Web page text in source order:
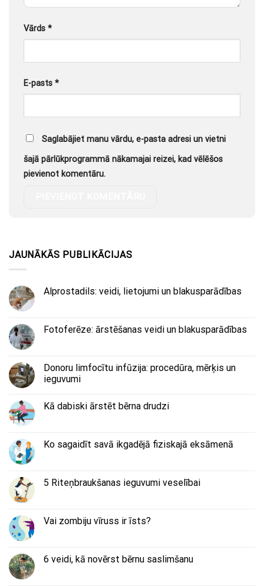
Vārds *
E-pasts *
Saglabājiet manu vārdu, e-pasta adresi un vietni
šajā pārlūkprogrammā nākamajai reizei, kad vēlēšos
pievienot komentāru.
JAUNĀKĀS PUBLIKĀCIJAS
Alprostadils: veidi, lietojumi un blakusparādības
Fotoferēze: ārstēšanas veidi un blakusparādības
Donoru limfocītu infūzija: procedūra, mērķis un
ieguvumi
Kā dabiski ārstēt bērna drudzi
Ko sagaidīt savā ikgadējā fiziskajā eksāmenā
5 Riteņbraukšanas ieguvumi veselībai
Vai zombiju vīruss ir īsts?
6 veidi, kā novērst bērnu saslimšanu